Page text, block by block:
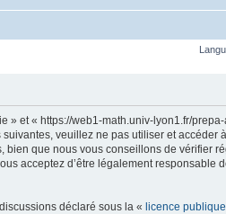
» et « https://web1-math.univ-lyon1.fr/
veuillez ne pas utiliser et accéder
bien que nous vous conseillons de vérifier
acceptez d’être légalement responsable
déclaré sous la « licence